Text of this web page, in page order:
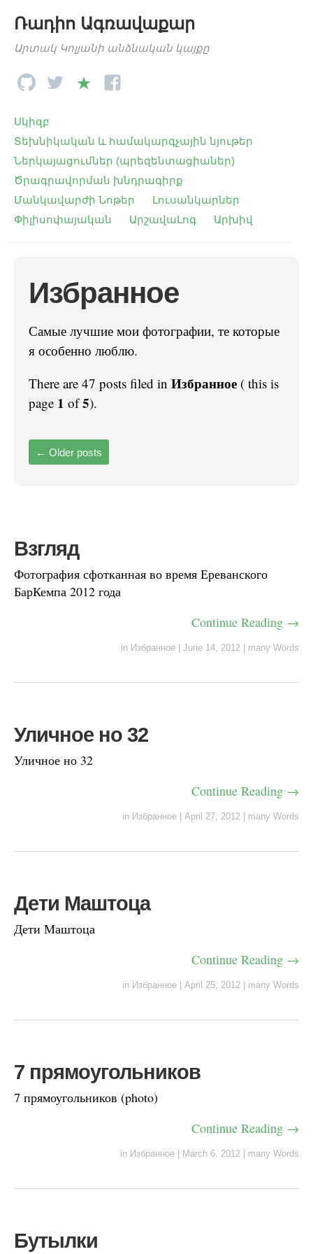
Ռադիո Ագռավաքար
Արտակ Կոլյանի անձնական կայքը
Սկիզբ
Տեխնիկական և համակարգչային նյութեր
Ներկայացումներ (պրեզենտացիաներ)
Ծրագրավորման խնդրագիրք
Մանկավարժի Նոթեր
Լուսանկարներ
Փիլիսոփայական
ԱրշավաԼոգ Արխիվ
Избранное
Самые лучшие мои фотографии, те которые
я особенно люблю.
There are 47 posts filed in Избранное ( this is
page 1 of5).
← Older posts
Взгляд
Фотография сфотканная во время Ереванского
БарКемпа 2012 года
Continue Reading →
in Избранное June 14, 2012 many Words
Уличное но 32
Уличное но 32
Continue Reading →
in Избранное April 27, 2012 many Words
Дети Маштоца
Дети Маштоца
Continue Reading →
in Избранное April 25, 2012 many Words
7 прямоугольников
7 прямоугольников (photo)
Continue Reading →
in Избранное March 6, 2012 many Words
Бутылки